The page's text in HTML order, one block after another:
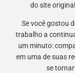
do site
Se você gostou
trabalho a
um minuto:
em uma de suas
se